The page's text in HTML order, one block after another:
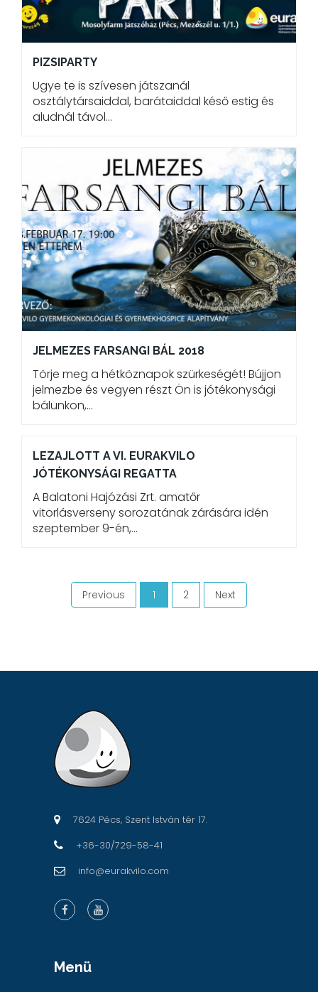
PIZSIPARTY
Ugye te is szívesen játszanál
osztálytársaiddal, barátaiddal késő estig és
aludnál távol…
JELMEZES FARSANGI BÁL 2018
Törje meg a hétköznapok szürkeségét! Bújjon
jelmezbe és vegyen részt Ön is jótékonysági
bálunkon,…
LEZAJLOTT A VI. EURAKVILO
JÓTÉKONYSÁGI REGATTA
A Balatoni Hajózási Zrt. amatőr
vitorlásverseny sorozatának zárására idén
szeptember 9-én,…
Previous
1
2 Next
7624 Pécs, Szent István tér 17.
+36-30/729-58-41
info@eurakvilo.com
Menü